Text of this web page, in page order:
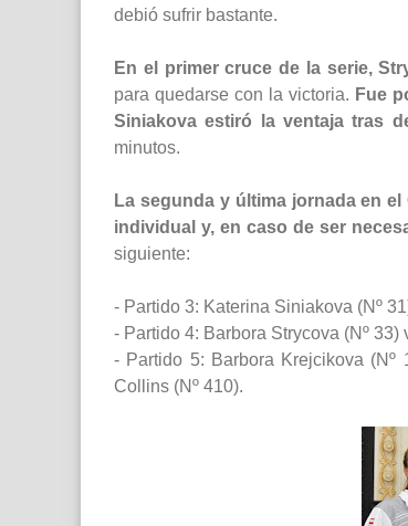
debió sufrir bastante.
En el primer cruce de la serie,
para quedarse con la victoria. Fue
Siniakova estiró la ventaja tras
minutos.
La segunda y última jornada en
individual y, en caso de ser
siguiente:
- Partido 3: Katerina Siniakova (Nº
- Partido 4: Barbora Strycova (Nº 33)
- Partido 5: Barbora Krejcikova
Collins (Nº 410).